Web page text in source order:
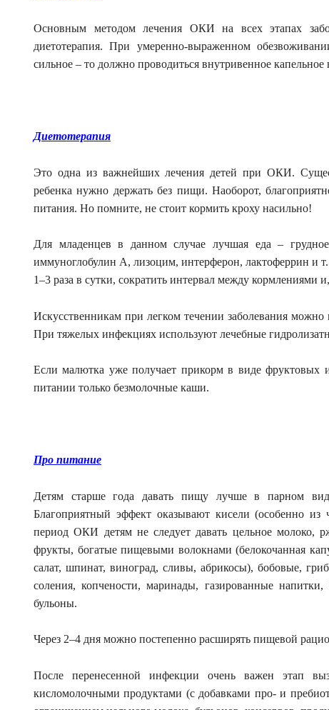
Основным методом лечения ОКИ на всех этапах
диетотерапия. При умеренно-выраженном
сильное – то должно проводиться внутривенное
Диетотерапия
Это одна из важнейших лечения детей при ОКИ.
ребенка нужно держать без пищи. Наоборот,
питания. Но помните, не стоит кормить кроху насильно!
Для младенцев в данном случае лучшая еда –
иммуноглобулин А, лизоцим, интерферон, лактоферрин и
1–3 раза в сутки, сократить интервал между кормлениями
Искусственникам при легком течении заболевания
При тяжелых инфекциях используют лечебные
Если малютка уже получает прикорм в виде
питании только безмолочные каши.
Про питание
Детям старше года давать пищу лучше в парном
Благоприятный эффект оказывают кисели (особенно
период ОКИ детям не следует давать цельное молоко,
фрукты, богатые пищевыми волокнами (белокочанная
салат, шпинат, виноград, сливы, абрикосы), бобовые,
соления, копчености, маринады, газированные
бульоны.
Через 2–4 дня можно постепенно расширять пищевой
После перенесенной инфекции очень важен этап
кисломолочными продуктами (с добавками про- и